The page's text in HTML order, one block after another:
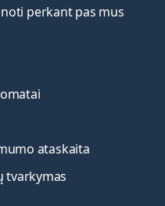
perkant pas mus
ataskaita
tvarkymas